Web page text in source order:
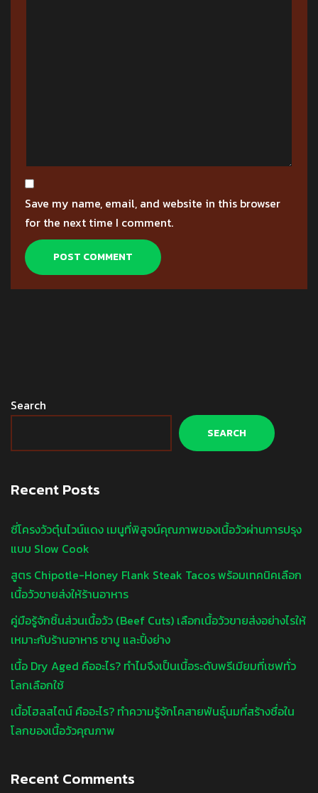
Save my name, email, and website in this browser
for the next time I comment.
Search
SEARCH
Recent Posts
ซี่โครงวัวตุ๋นไวน์แดง เมนูที่พิสูจน์คุณภาพของเนื้อวัวผ่านการปรุง
แบบ Slow Cook
สูตร Chipotle-Honey Flank Steak Tacos พร้อมเทคนิคเลือก
เนื้อวัวขายส่งให้ร้านอาหาร
คู่มือรู้จักชิ้นส่วนเนื้อวัว (Beef Cuts) เลือกเนื้อวัวขายส่งอย่างไรให้
เหมาะกับร้านอาหาร ชาบู และปิ้งย่าง
เนื้อ Dry Aged คืออะไร? ทำไมจึงเป็นเนื้อระดับพรีเมียมที่เชฟทั่ว
โลกเลือกใช้
เนื้อโฮลสไตน์ คืออะไร? ทำความรู้จักโคสายพันธุ์นมที่สร้างชื่อใน
โลกของเนื้อวัวคุณภาพ
Recent Comments